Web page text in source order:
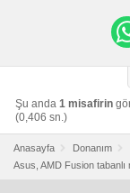
Şu anda 1 misafirin
(0,406 sn.)
Anasayfa Donanım
Asus, AMD Fusion tabanlı